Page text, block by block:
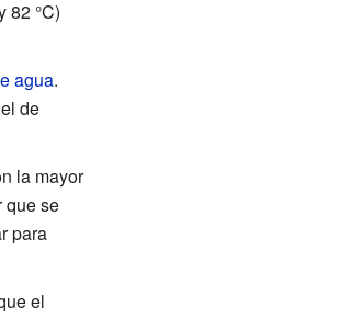
82 °C)
agua.
de
la mayor
que se
para
el